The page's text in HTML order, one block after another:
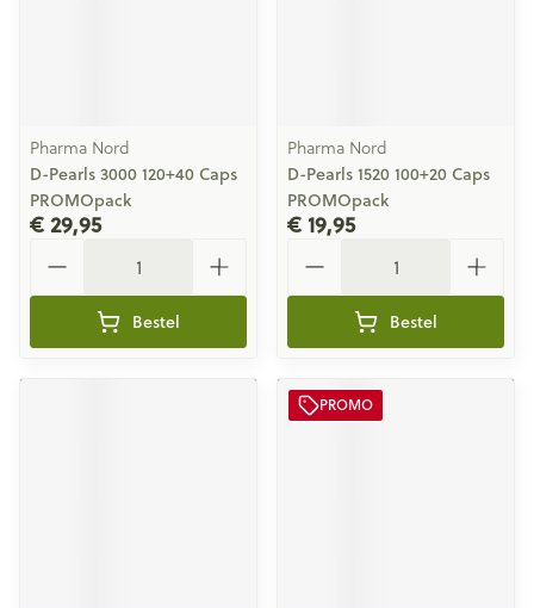
Pharma Nord
D-Pearls 3000 120+40 Caps
PROMOpack
€ 29,95
Bestel
Pharma Nord
D-Pearls 1520 100+20 Caps
PROMOpack
€ 19,95
Bestel
PROMO